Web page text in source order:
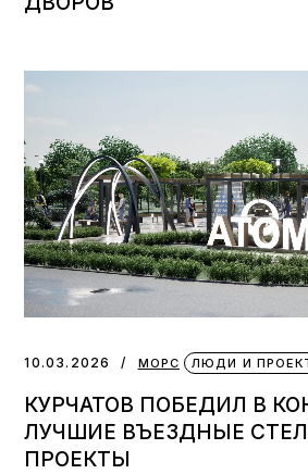
10.03.2026 МОРС ЛЮДИ И
КУРЧАТОВ ПОБЕДИЛ В
ЛУЧШИЕ ВЪЕЗДНЫЕ
ПРОЕКТЫ